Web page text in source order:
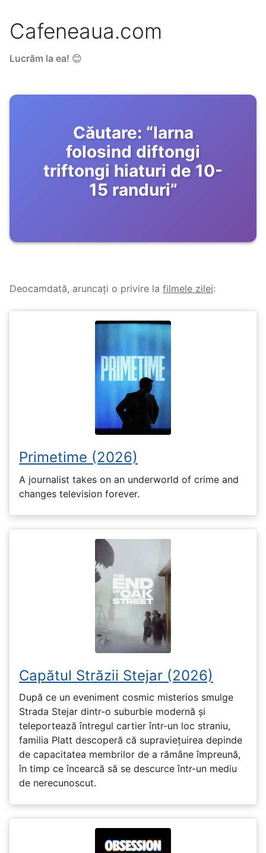
Cafeneaua.com
Lucrăm la ea! 😊
Căutare: “Iarna
folosind diftongi
triftongi hiaturi de 10-
15 randuri”
Deocamdată, aruncați o privire la filmele zilei:
Primetime (2026)
A journalist takes on an underworld of crime and
changes television forever.
Capătul Străzii Stejar (2026)
După ce un eveniment cosmic misterios smulge
Strada Stejar dintr-o suburbie modernă și
teleportează întregul cartier într-un loc straniu,
familia Platt descoperă că supraviețuirea depinde
de capacitatea membrilor de a rămâne împreună,
în timp ce încearcă să se descurce într-un mediu
de nerecunoscut.